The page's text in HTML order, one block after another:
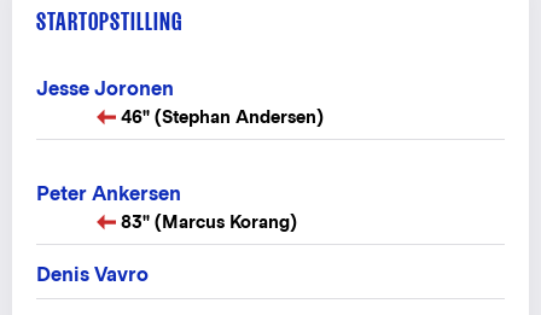
STARTOPSTILLING
Jesse Joronen
46" (Stephan Andersen)
Peter Ankersen
83" (Marcus Korang)
Denis Vavro